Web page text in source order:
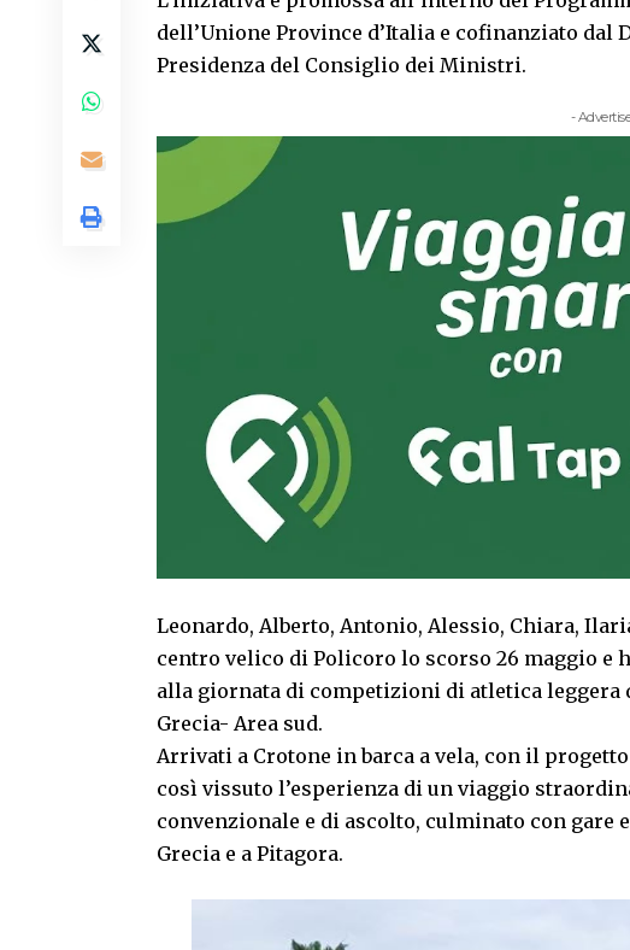
dell’Unione Province d’Italia e cofinanziato
Presidenza del Consiglio dei Ministri.
-
Leonardo, Alberto, Antonio, Alessio, Chiara,
centro velico di Policoro lo scorso 26 maggio
alla giornata di competizioni di atletica
Grecia- Area sud.
Arrivati a Crotone in barca a vela, con il
così vissuto l’esperienza di un viaggio
convenzionale e di ascolto, culminato con gare
Grecia e a Pitagora.